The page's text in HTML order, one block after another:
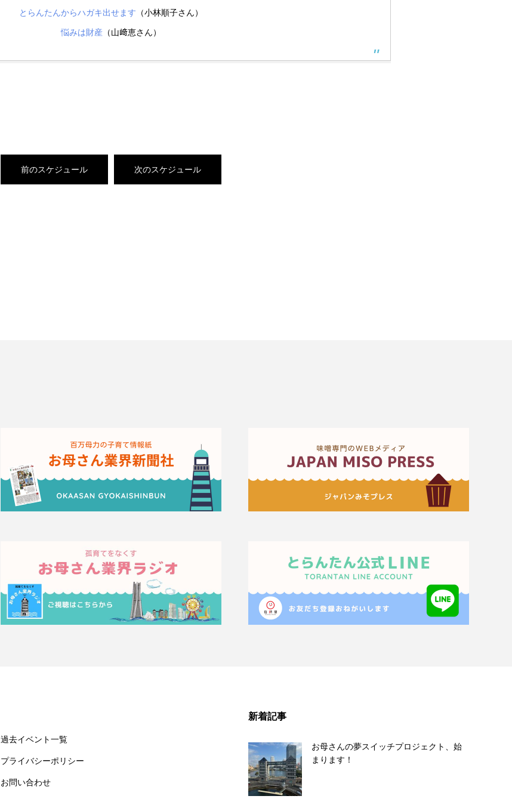
とらんたんからハガキ出せます （小林順子さん）
悩みは財産 （山﨑恵さん）
前のスケジュール 次のスケジュール
過去イベント一覧
プライバシーポリシー
お問い合わせ
新着記事
お母さんの夢スイッチプロジェクト、始
まります！